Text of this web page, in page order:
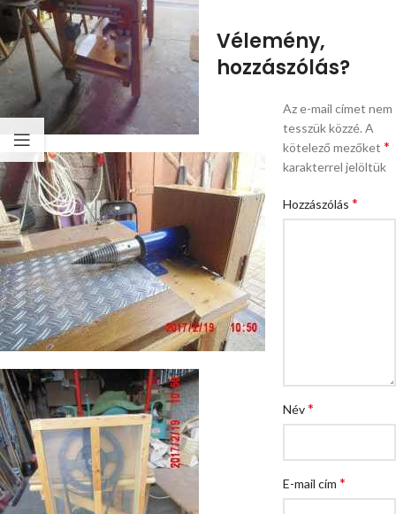
Vélemény,
hozzászólás?
Az e-mail címet nem
tesszük közzé. A
kötelező mezőket *
karakterrel jelöltük
Hozzászólás *
Név*
E-mail cím *